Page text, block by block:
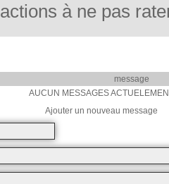
à ne pas
message
AUCUN MESSAGES
Ajouter un nouveau message